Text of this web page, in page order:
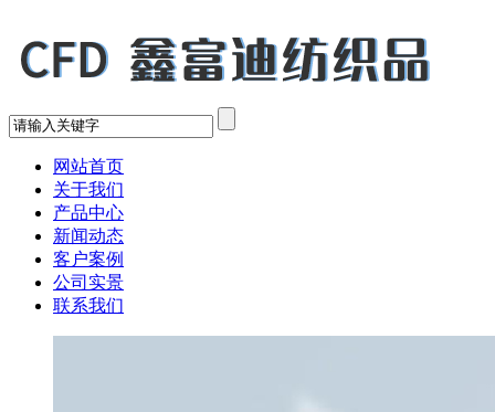
网站首页
关于我们
产品中心
新闻动态
客户案例
公司实景
联系我们